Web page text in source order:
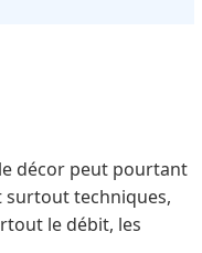
décor peut pourtant
surtout techniques,
le débit, les